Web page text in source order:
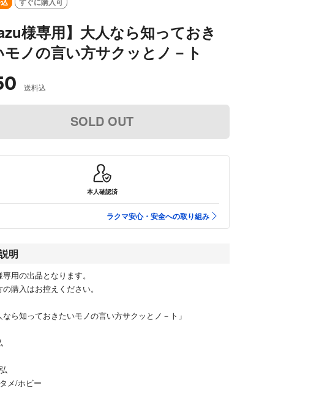
様専用】大人なら知っておき
モノの言い方サクッとノ－ト
送料込
SOLD OUT
本人確認済
ラクマ安心・安全への取り組み
明
用の出品となります。
購入はお控えください。
なら知っておきたいモノの言い方サクッとノ－ト」
メ/ホビー